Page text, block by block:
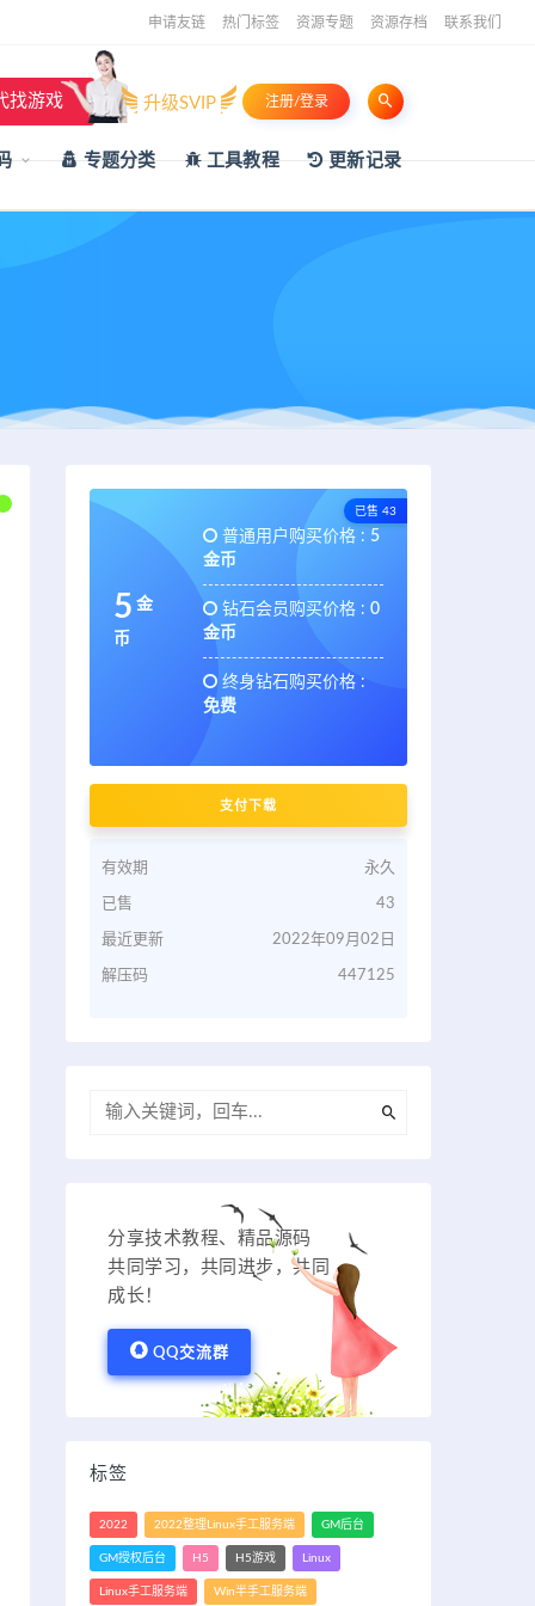
申请友链 热门标签 资源专题 资源存档 联系我们
找游戏 升级SVIP 注册/登录
专题分类 工具教程 更新记录
已售 43
5 金
币
普通用户购买价格 : 5
金币
钻石会员购买价格 : 0
金币
终身钻石购买价格 :
免费
支付下载
有效期 永久
已售 43
最近更新 2022年09月02日
解压码 447125
分享技术教程、精品源码
共同学习，共同进步，共同
成长！
QQ交流群
标签
2022 2022整理Linux手工服务端 GM后台
GM授权后台 H5 H5游戏 Linux
Linux手工服务端 Win半手工服务端